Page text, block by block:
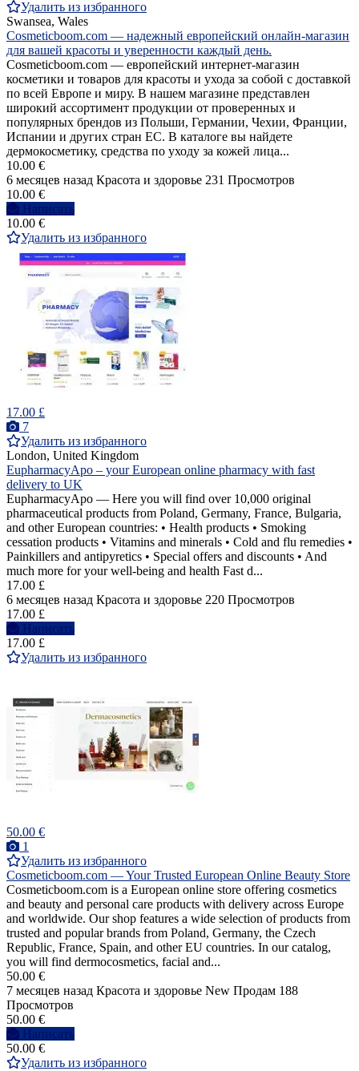
Удалить из избранного
Swansea, Wales
Cosmeticboom.com — надежный европейский онлайн-магазин
для вашей красоты и уверенности каждый день.
Cosmeticboom.com — европейский интернет-магазин
косметики и товаров для красоты и ухода за собой с доставкой
по всей Европе и миру. В нашем магазине представлен
широкий ассортимент продукции от проверенных и
популярных брендов из Польши, Германии, Чехии, Франции,
Испании и других стран ЕС. В каталоге вы найдете
дермокосметику, средства по уходу за кожей лица...
10.00 €
6 месяцев назад Красота и здоровье 231 Просмотров
10.00 €
Написать
10.00 €
Удалить из избранного
17.00 £
7
Удалить из избранного
London, United Kingdom
EupharmacyApo – your European online pharmacy with fast
delivery to UK
EupharmacyApo — Here you will find over 10,000 original
pharmaceutical products from Poland, Germany, France, Bulgaria,
and other European countries: • Health products • Smoking
cessation products • Vitamins and minerals • Cold and flu remedies •
Painkillers and antipyretics • Special offers and discounts • And
much more for your well-being and health Fast d...
17.00 £
6 месяцев назад Красота и здоровье 220 Просмотров
17.00 £
Написать
17.00 £
Удалить из избранного
50.00 €
1
Удалить из избранного
Cosmeticboom.com — Your Trusted European Online Beauty Store
Cosmeticboom.com is a European online store offering cosmetics
and beauty and personal care products with delivery across Europe
and worldwide. Our shop features a wide selection of products from
trusted and popular brands from Poland, Germany, the Czech
Republic, France, Spain, and other EU countries. In our catalog,
you will find dermocosmetics, facial and...
50.00 €
7 месяцев назад Красота и здоровье New Продам 188
Просмотров
50.00 €
Написать
50.00 €
Удалить из избранного